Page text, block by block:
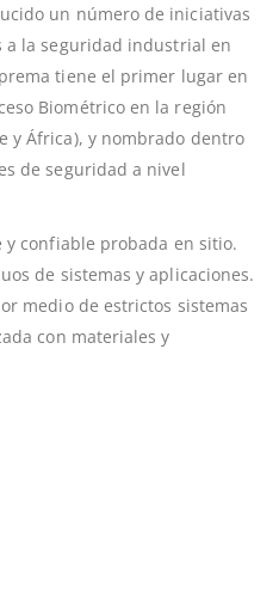
un número de iniciativas
a la seguridad industrial en
tiene el primer lugar en
Biométrico en la región
y África), y nombrado dentro
de seguridad a nivel
confiable probada en sitio.
de sistemas y aplicaciones.
medio de estrictos sistemas
con materiales y